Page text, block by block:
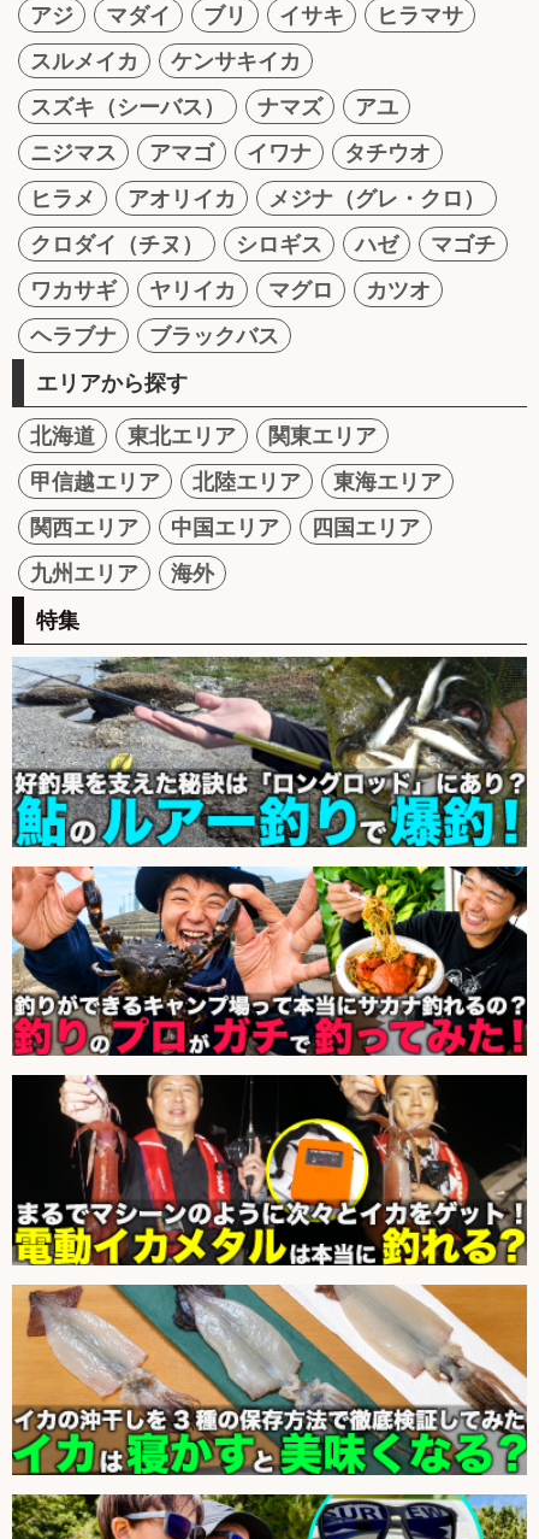
アジ マダイ ブリ イサキ
ヒラマサ
スルメイカ
ケンサキイカ
スズキ（シーバス）
ナマズ
アユ
ニジマス
アマゴ イワナ
タチウオ
ヒラメ
アオリイカ
メジナ（グレ・クロ）
クロダイ（チヌ）
シロギス ハゼ
マゴチ
ワカサギ
ヤリイカ マグロ
カツオ
ヘラブナ
ブラックバス
エリアから探す
北海道 東北エリア
関東エリア
甲信越エリア
北陸エリア
東海エリア
関西エリア
中国エリア
四国エリア
九州エリア
海外
特集